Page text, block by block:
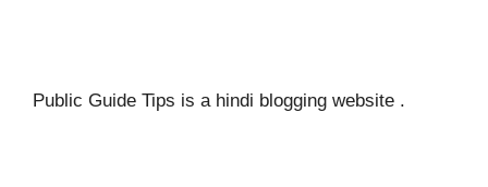
Public Guide Tips is a hindi blogging website .